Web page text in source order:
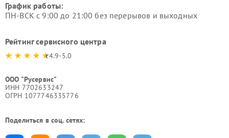
График работы:
ПН-ВСК с 9:00 до 21:00 без перерывов и выходных
Рейтинг сервисного центра
4.9-5.0
ООО "Русервис"
ИНН 7702633247
ОГРН 1077746335776
Поделиться в соц. сетях: